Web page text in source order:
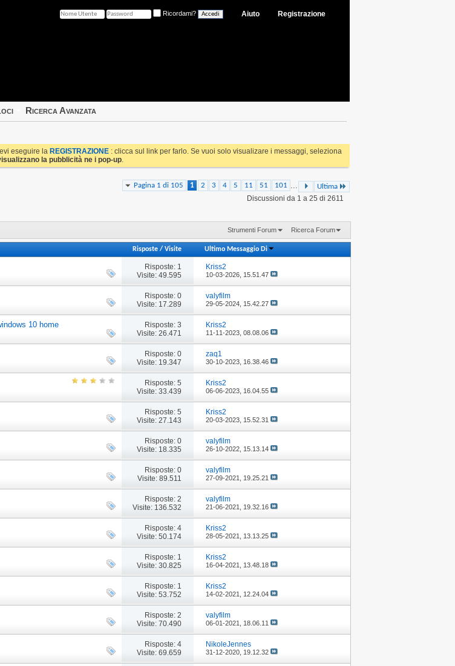
Registrazione
Aiuto
Ricordami?
Ricerca Avanzata
eseguire la REGISTRAZIONE : clicca sul link per farlo. Se vuoi solo visualizare i messaggi, seleziona
la pubblicità ne i pop-up.
Pagina 1 di 105 1 2 3 4 5 11 51 101 ... Ultima
Discussioni da 1 a 25 di 2611
Strumenti Forum Ricerca Forum
Risposte/ Visite Ultimo Messaggio Di
Risposte: 1
Visite: 49.595
Kriss2
10-03-2026, 15.51.47
Risposte: 0
Visite: 17.289
valyfilm
29-05-2024, 15.42.27
10 home
Risposte: 3
Visite: 26.471
Kriss2
11-11-2023, 08.08.06
Risposte: 0
Visite: 19.347
zaq1
30-10-2023, 16.38.46
Risposte: 5
Visite: 33.439
Kriss2
06-06-2023, 16.04.55
Risposte: 5
Visite: 27.143
Kriss2
20-03-2023, 15.52.31
Risposte: 0
Visite: 18.335
valyfilm
26-10-2022, 15.13.14
Risposte: 0
Visite: 89.511
valyfilm
27-09-2021, 19.25.21
Risposte: 2
Visite: 136.532
valyfilm
21-06-2021, 19.32.16
Risposte: 4
Visite: 50.174
Kriss2
28-05-2021, 13.13.25
Risposte: 1
Visite: 30.825
Kriss2
16-04-2021, 13.48.18
Risposte: 1
Visite: 53.752
Kriss2
14-02-2021, 12.24.04
Risposte: 2
Visite: 70.490
valyfilm
06-01-2021, 18.06.11
Risposte: 4
Visite: 69.659
NikoleJennes
31-12-2020, 19.12.32